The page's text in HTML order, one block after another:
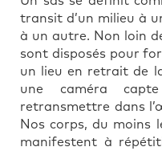
transit d’un milieu à
à un autre. Non loin
sont disposés pour
un lieu en retrait de
une caméra
retransmettre dans
Nos corps, du moins
manifestent à